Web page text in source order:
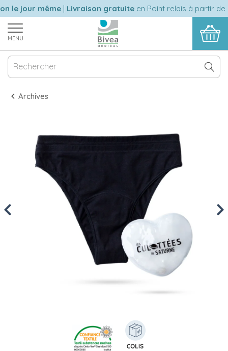
le jour même|Livraison gratuiteen Point relais à partir de
MENU
Archives
Previous